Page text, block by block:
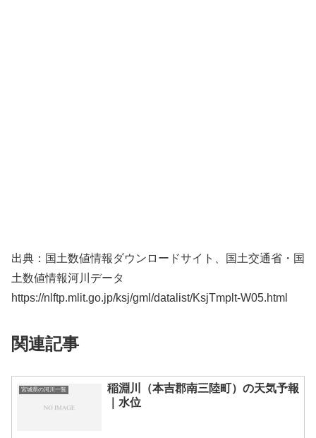
出典：国土数値情報ダウンロードサイト、国土交通省・国
土数値情報河川データ
https://nlftp.mlit.go.jp/ksj/gml/datalist/KsjTmplt-W05.html
関連記事
宮城県の河川一覧
稲淵川（本吉郡南三陸町）の天気予報
｜水位